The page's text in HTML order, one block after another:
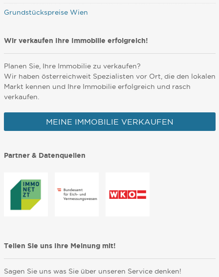
Grundstückspreise Wien
Wir verkaufen Ihre Immobilie erfolgreich!
Planen Sie, Ihre Immobilie zu verkaufen?
Wir haben österreichweit Spezialisten vor Ort, die den lokalen
Markt kennen und Ihre Immobilie erfolgreich und rasch
verkaufen.
MEINE IMMOBILIE VERKAUFEN
Partner & Datenquellen
Teilen Sie uns Ihre Meinung mit!
Sagen Sie uns was Sie über unseren Service denken!